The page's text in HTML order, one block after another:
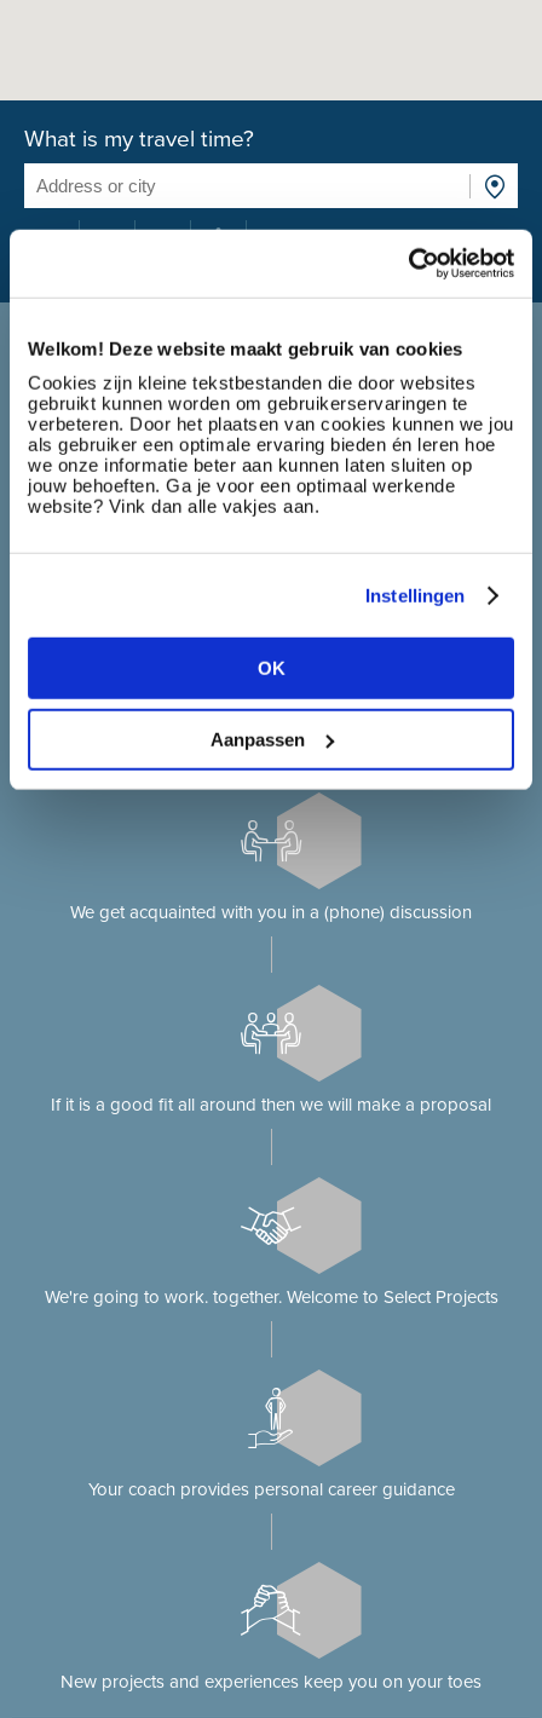
Welkom! Deze website maakt gebruik van cookies
Cookies zijn kleine tekstbestanden die door websites
gebruikt kunnen worden om gebruikerservaringen te
verbeteren. Door het plaatsen van cookies kunnen we jou
als gebruiker een optimale ervaring bieden én leren hoe
we onze informatie beter aan kunnen laten sluiten op
jouw behoeften. Ga je voor een optimaal werkende
website? Vink dan alle vakjes aan.
Instellingen
OK
Aanpassen
What is my travel time?
Applying at Select Projects
Applying for a job on our website?
We get acquainted with you in a (phone) discussion
If it is a good fit all around then we will make a proposal
We're going to work. together. Welcome to Select Projects
Your coach provides personal career guidance
New projects and experiences keep you on your toes